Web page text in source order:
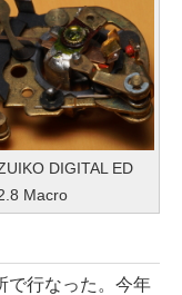
DIGITAL ED
Macro
行なった。今年